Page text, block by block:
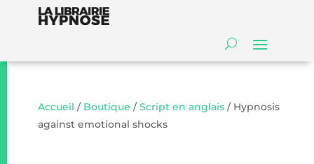
Accueil / Boutique /Script en anglais/ Hypnosis
against emotional shocks